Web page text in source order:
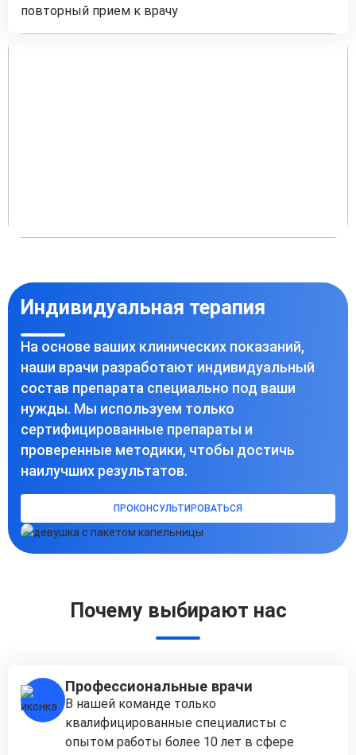
повторный прием к врачу
Индивидуальная терапия
На основе ваших клинических показаний,
наши врачи разработают индивидуальный
состав препарата специально под ваши
нужды. Мы используем только
сертифицированные препараты и
проверенные методики, чтобы достичь
наилучших результатов.
ПРОКОНСУЛЬТИРОВАТЬСЯ
Почему выбирают нас
Профессиональные врачи
В нашей команде только
квалифицированные специалисты с
опытом работы более 10 лет в сфере